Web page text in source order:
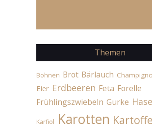
Themen
Bohnen Brot Bärlauch
Eier Erdbeeren Feta Forelle
Frühlingszwiebeln Gurke
Karfiol Karotten